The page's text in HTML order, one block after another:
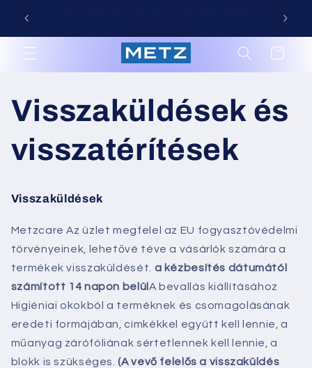
tartalomhoz
Metz
Kosár
Visszaküldések és
visszatérítések
Visszaküldések
Metzcare Az üzlet megfelel az EU fogyasztóvédelmi
törvényeinek, lehetővé téve a vásárlók számára a
termékek visszaküldését. a kézbesítés dátumától
számított 14 napon belül A bevallás kiállításához
Higiéniai okokból a terméknek és csomagolásának
eredeti formájában, címkékkel együtt kell lennie, a
műanyag zárófóliának sértetlennek kell lennie, a
blokk is szükséges. (A vevő felelős a visszaküldés